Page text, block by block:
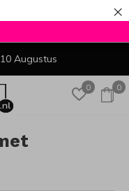
×
0 0
Augustus